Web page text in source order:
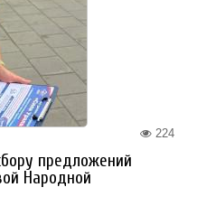
224
предложений
Народной